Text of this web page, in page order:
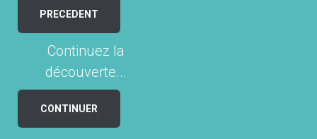
PRECEDENT
Continuez la
découverte...
CONTINUER